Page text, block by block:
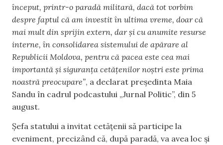
început, printr-o paradă militară, dacă tot vorbim
despre faptul că am investit în ultima vreme, doar că
mai mult din sprijin extern, dar și cu anumite resurse
interne, în consolidarea sistemului de apărare al
Republicii Moldova, pentru că pacea este cea mai
importantă și siguranța cetățenilor noștri este prima
noastră preocupare”, a declarat președinta Maia
Sandu în cadrul podcastului „Jurnal Politic”, din 5
august.
Șefa statului a invitat cetățenii să participe la
eveniment, precizând că, după paradă, va avea loc și